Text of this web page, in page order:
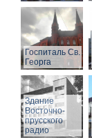
Госпиталь Св.
Георга
Здание
Восточно-
прусского
радио